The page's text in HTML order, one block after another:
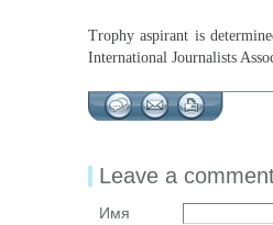
Trophy aspirant is
International Journalists
Leave a
Имя